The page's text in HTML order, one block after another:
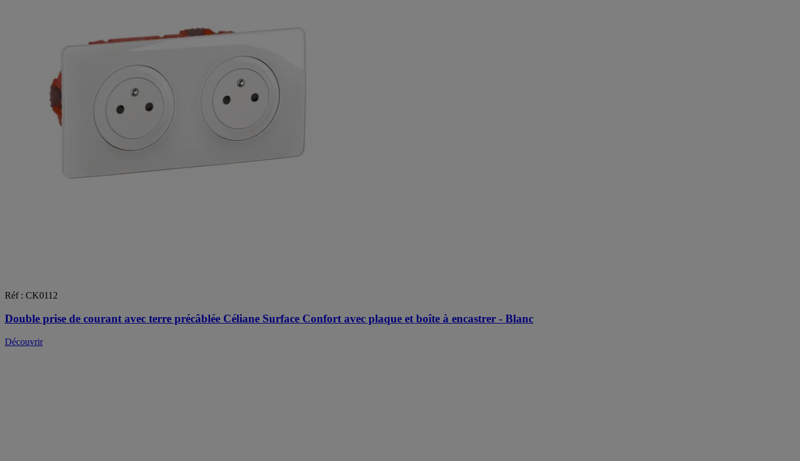
Réf : CK0112
Double prise de courant avec terre précâblée Céliane Surface Confort avec plaque et boîte à encastrer - Blanc
Découvrir